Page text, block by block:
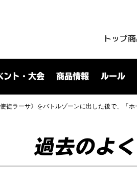
トップ
ント・大会 商品情報 ルール
使徒ラーサ》をバトルゾーンに出した後で、「
過去のよ